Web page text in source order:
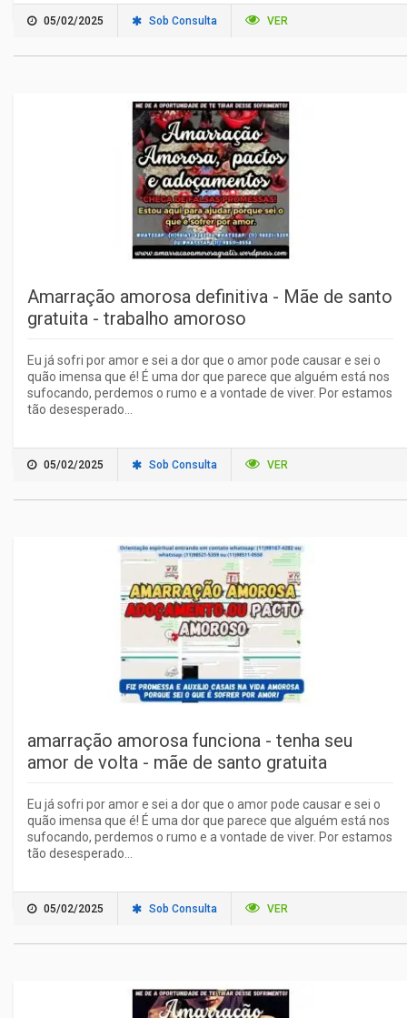
05/02/2025 Sob Consulta VER
Amarração amorosa definitiva - Mãe de santo
gratuita - trabalho amoroso
Eu já sofri por amor e sei a dor que o amor pode causar e sei o
quão imensa que é! É uma dor que parece que alguém está nos
sufocando, perdemos o rumo e a vontade de viver. Por estamos
tão desesperado...
05/02/2025 Sob Consulta VER
amarração amorosa funciona - tenha seu
amor de volta - mãe de santo gratuita
Eu já sofri por amor e sei a dor que o amor pode causar e sei o
quão imensa que é! É uma dor que parece que alguém está nos
sufocando, perdemos o rumo e a vontade de viver. Por estamos
tão desesperado...
05/02/2025 Sob Consulta VER